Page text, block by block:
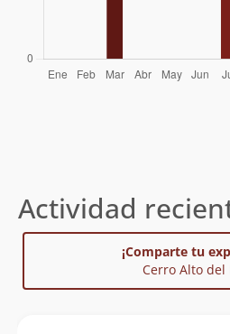
Actividad
¡Comparte tu
Cerro Alto del